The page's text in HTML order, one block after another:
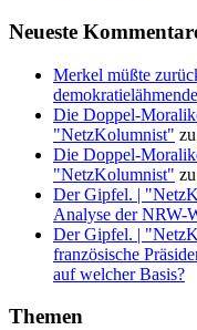
Neueste
Merkel müßte
Die Doppel-
"NetzKolumnist" zu
Die Doppel-
"NetzKolumnist" zu
Der Gipfel. |
Analyse der NRW-
Der Gipfel. |
französische
auf welcher Basis?
Themen